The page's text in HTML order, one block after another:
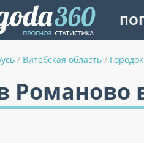
/ Витебская область /
Романово